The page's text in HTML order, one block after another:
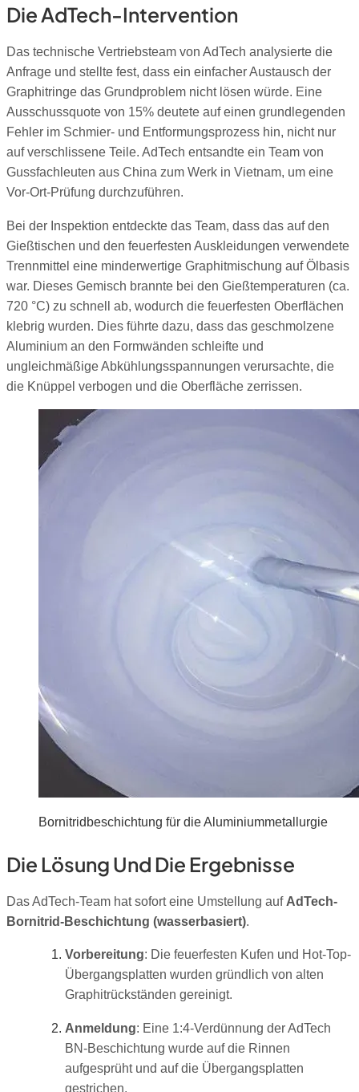
Die AdTech-Intervention
Das technische Vertriebsteam von AdTech analysierte die
Anfrage und stellte fest, dass ein einfacher Austausch der
Graphitringe das Grundproblem nicht lösen würde. Eine
Ausschussquote von 15% deutete auf einen grundlegenden
Fehler im Schmier- und Entformungsprozess hin, nicht nur
auf verschlissene Teile. AdTech entsandte ein Team von
Gussfachleuten aus China zum Werk in Vietnam, um eine
Vor-Ort-Prüfung durchzuführen.
Bei der Inspektion entdeckte das Team, dass das auf den
Gießtischen und den feuerfesten Auskleidungen verwendete
Trennmittel eine minderwertige Graphitmischung auf Ölbasis
war. Dieses Gemisch brannte bei den Gießtemperaturen (ca.
720 °C) zu schnell ab, wodurch die feuerfesten Oberflächen
klebrig wurden. Dies führte dazu, dass das geschmolzene
Aluminium an den Formwänden schleifte und
ungleichmäßige Abkühlungsspannungen verursachte, die
die Knüppel verbogen und die Oberfläche zerrissen.
Bornitridbeschichtung für die Aluminiummetallurgie
Die Lösung Und Die Ergebnisse
Das AdTech-Team hat sofort eine Umstellung auf AdTech-
Bornitrid-Beschichtung (wasserbasiert).
Vorbereitung: Die feuerfesten Kufen und Hot-Top-
Übergangsplatten wurden gründlich von alten
Graphitrückständen gereinigt.
Anmeldung: Eine 1:4-Verdünnung der AdTech
BN-Beschichtung wurde auf die Rinnen
aufgesprüht und auf die Übergangsplatten
gestrichen.